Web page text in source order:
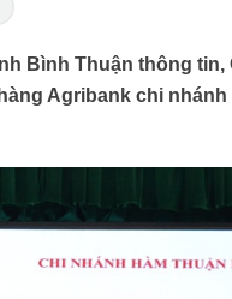
Bình Thuận thông tin,
Agribank chi nhánh